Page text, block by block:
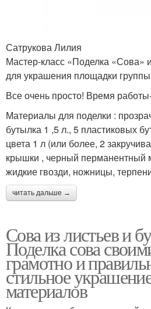
Сатрукова Лилия
Мастер-класс «Поделка «Сова»
для украшения площадки
Все очень просто! Время
Материалы для поделки :
бутылка 1 ,5 л., 5 пластиковых
цвета 1 л (или более, 2
крышки , черный перманентный
жидкие гвозди, ножницы,
читать дальше →
Сова из листьев и
Поделка сова
грамотно и
стильное
материалов